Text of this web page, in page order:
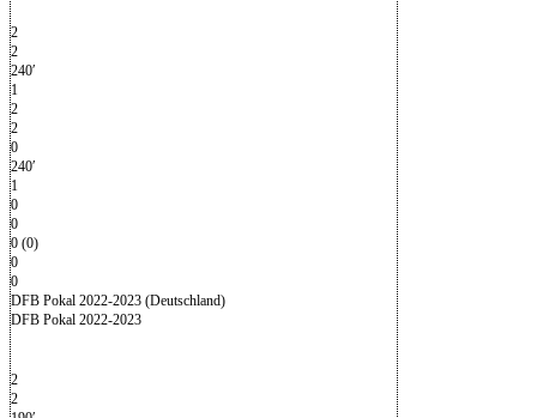
2
2
240′
1
2
2
0
240′
1
0
0
0 (0)
0
0
DFB Pokal 2022-2023 (Deutschland)
DFB Pokal 2022-2023
2
2